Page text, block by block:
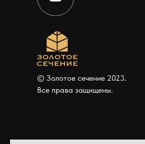
© Золотое сечение 2023.
Все права защищены.